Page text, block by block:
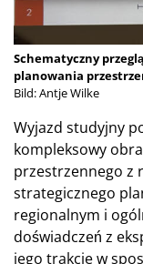
Schematyczny
planowania
Bild: Antje Wilke
Wyjazd studyjny
kompleksowy
przestrzennego z
strategicznego
regionalnym i
doświadczeń z
jego trakcie w